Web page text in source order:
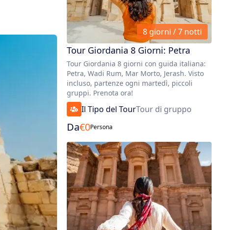
8 giorni / 7 notti
Tour Giordania 8 Giorni: Petra
Tour Giordania 8 giorni con guida italiana:
Petra, Wadi Rum, Mar Morto, Jerash. Visto
incluso, partenze ogni martedì, piccoli
gruppi. Prenota ora!
Il Tipo del TourTour di gruppo
Da€0Persona